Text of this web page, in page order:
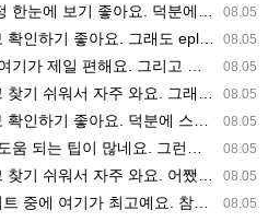
08.05
에 epl중계 볼 때 공식 중계 채널 먼저 찾아봐요. …
08.05
epl중계 볼 때 공식 중계 채널 먼저 찾아봐요. 북마크…
08.05
스포츠중계 정보 확인할 때 출처 꼭 체크해요. 앞…
08.05
해외축구중계도 정식 서비스로 봐야 안전해요. 다음…
08.05
츠중계는 합법적인 경로로만 시청하려 해요. 좋은 정보…
08.05
해외축구중계도 정식 서비스로 봐야 안전해요. 다음…
08.05
축구무료중계도 합법적인 곳에서 봐야 마음 편해요.…
08.05
로 축구무료중계도 합법적인 곳에서 봐야 마음 편해요.…